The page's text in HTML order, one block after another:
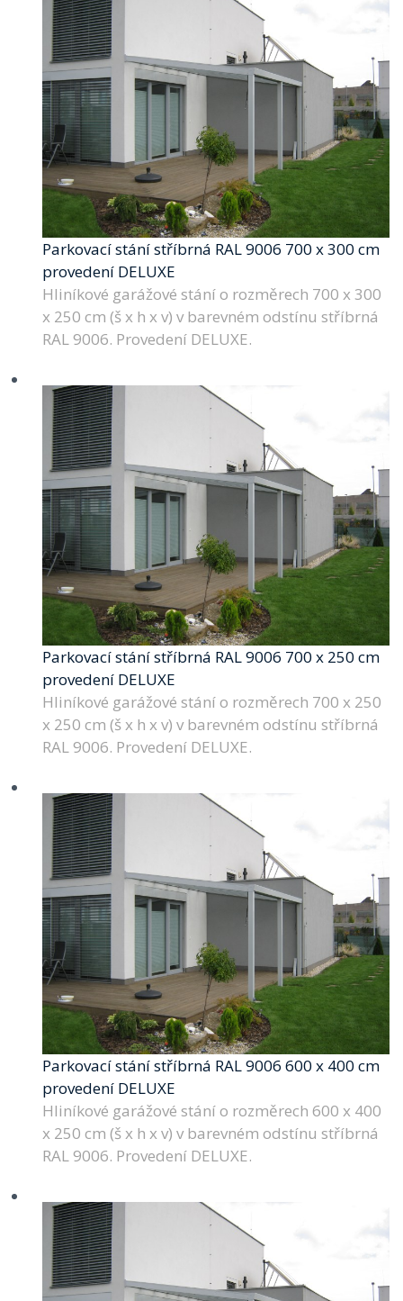
Parkovací stání stříbrná RAL 9006 700 x 300 cm
provedení DELUXE
Hliníkové garážové stání o rozměrech 700 x 300
x 250 cm (š x h x v) v barevném odstínu stříbrná
RAL 9006. Provedení DELUXE.
Parkovací stání stříbrná RAL 9006 700 x 250 cm
provedení DELUXE
Hliníkové garážové stání o rozměrech 700 x 250
x 250 cm (š x h x v) v barevném odstínu stříbrná
RAL 9006. Provedení DELUXE.
Parkovací stání stříbrná RAL 9006 600 x 400 cm
provedení DELUXE
Hliníkové garážové stání o rozměrech 600 x 400
x 250 cm (š x h x v) v barevném odstínu stříbrná
RAL 9006. Provedení DELUXE.